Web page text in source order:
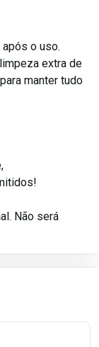
o uso.
extra de
manter tudo
Não será